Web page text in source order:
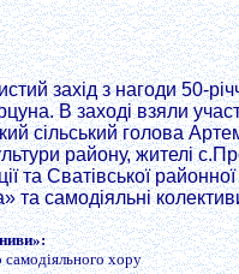
захід з нагоди 50-
В заході взяли
сільський голова
району, жителі
Сватівської
та самодіяльні
самодіяльного хору